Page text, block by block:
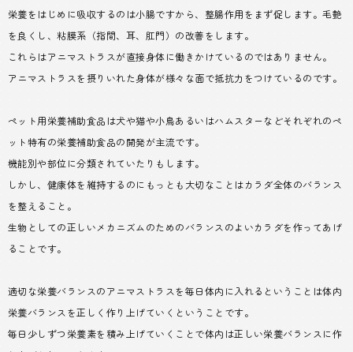
栄養をはじめに吸収するのは小腸ですから、整腸作用をまず促します。毛艶
を良くし、粘膜系（指間、耳、肛門）の改善をします。
これらはアニマストラスが直接身体に働きかけているのではありません。
アニマストラスを摂りいれた身体が様々な面で抵抗力をつけているのです。
ペット用栄養補助食品は犬や猫や小鳥あるいはハムスターなどそれぞれのペ
ット特有の栄養補助食品の開発が主流です。
機能別や部位に分類されていたりもします。
しかし、健康体を維持するのにもっとも大切なことはカラダ全体のバランス
を整えること。
生物としての正しいメカニズムのためのバランスのよいカラダを作ってあげ
ることです。
適切な栄養バランスのアニマストラスを毎日体内に入れるということは体内
栄養バランスを正しく作り上げていくということです。
毎日少しずつ栄養素を積み上げていくことで体内は正しい栄養バランスに作